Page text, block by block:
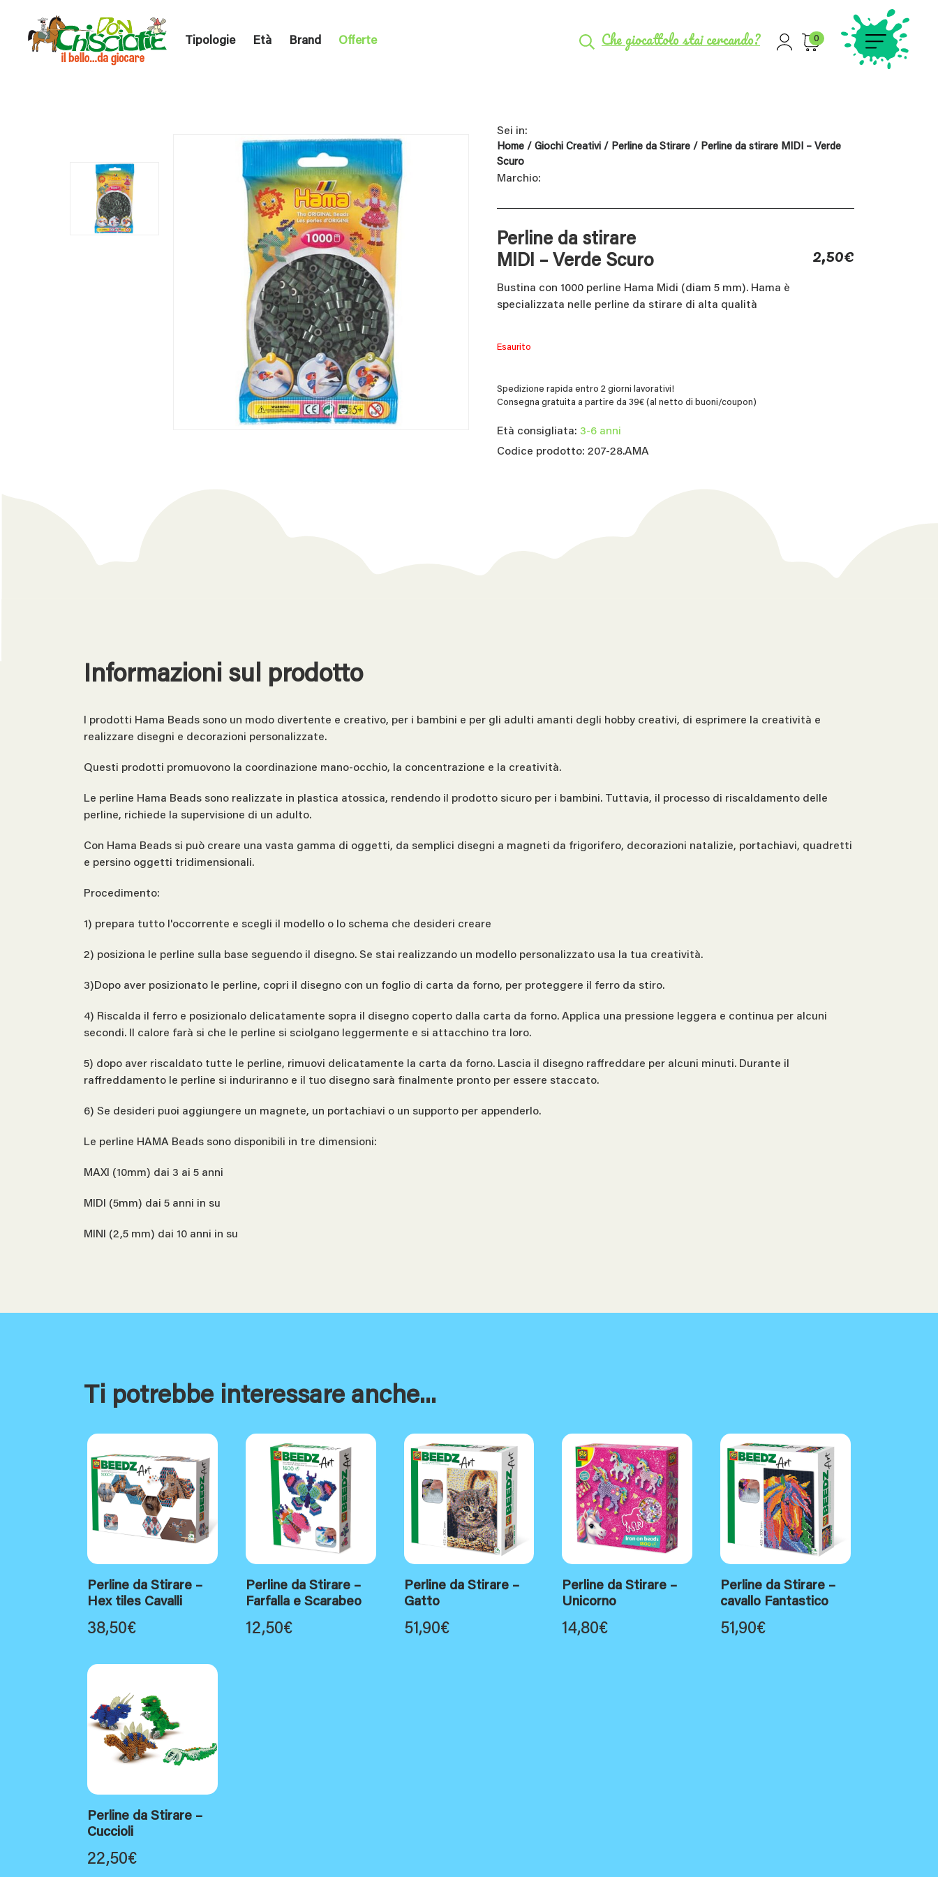
Tipologie Età Brand Offerte Che giocattolo stai cercando? 0
Sei in:
Home / Giochi Creativi / Perline da Stirare / Perline da stirare MIDI – Verde
Scuro
Marchio:
Perline da stirare
MIDI – Verde Scuro
2,50€
Bustina con 1000 perline Hama Midi (diam 5 mm). Hama è
specializzata nelle perline da stirare di alta qualità
Esaurito
Spedizione rapida entro 2 giorni lavorativi!
Consegna gratuita a partire da 39€ (al netto di buoni/coupon)
Età consigliata: 3-6 anni
Codice prodotto: 207-28.AMA
Informazioni sul prodotto
I prodotti Hama Beads sono un modo divertente e creativo, per i bambini e per gli adulti amanti degli hobby creativi, di esprimere la creatività e
realizzare disegni e decorazioni personalizzate.
Questi prodotti promuovono la coordinazione mano-occhio, la concentrazione e la creatività.
Le perline Hama Beads sono realizzate in plastica atossica, rendendo il prodotto sicuro per i bambini. Tuttavia, il processo di riscaldamento delle
perline, richiede la supervisione di un adulto.
Con Hama Beads si può creare una vasta gamma di oggetti, da semplici disegni a magneti da frigorifero, decorazioni natalizie, portachiavi, quadretti
e persino oggetti tridimensionali.
Procedimento:
1) prepara tutto l'occorrente e scegli il modello o lo schema che desideri creare
2) posiziona le perline sulla base seguendo il disegno. Se stai realizzando un modello personalizzato usa la tua creatività.
3)Dopo aver posizionato le perline, copri il disegno con un foglio di carta da forno, per proteggere il ferro da stiro.
4) Riscalda il ferro e posizionalo delicatamente sopra il disegno coperto dalla carta da forno. Applica una pressione leggera e continua per alcuni
secondi. Il calore farà si che le perline si sciolgano leggermente e si attacchino tra loro.
5) dopo aver riscaldato tutte le perline, rimuovi delicatamente la carta da forno. Lascia il disegno raffreddare per alcuni minuti. Durante il
raffreddamento le perline si induriranno e il tuo disegno sarà finalmente pronto per essere staccato.
6) Se desideri puoi aggiungere un magnete, un portachiavi o un supporto per appenderlo.
Le perline HAMA Beads sono disponibili in tre dimensioni:
MAXI (10mm) dai 3 ai 5 anni
MIDI (5mm) dai 5 anni in su
MINI (2,5 mm) dai 10 anni in su
Ti potrebbe interessare anche...
Perline da Stirare –
Hex tiles Cavalli
38,50€
Perline da Stirare –
Farfalla e Scarabeo
12,50€
Perline da Stirare –
Gatto
51,90€
Perline da Stirare –
Unicorno
14,80€
Perline da Stirare –
cavallo Fantastico
51,90€
Perline da Stirare –
Cuccioli
22,50€